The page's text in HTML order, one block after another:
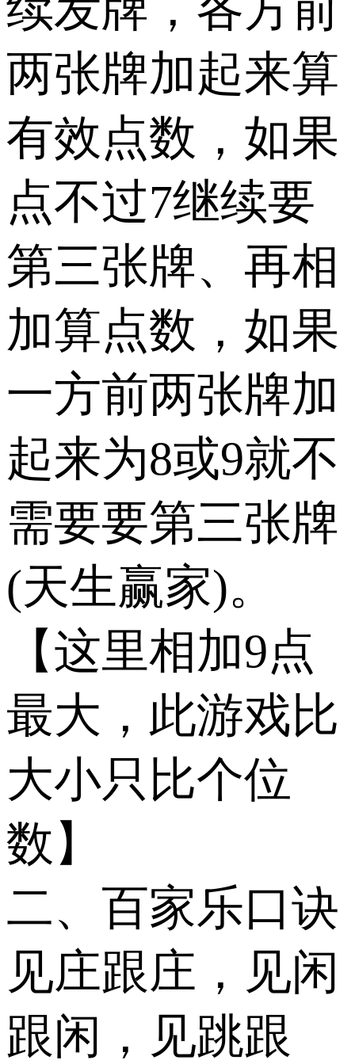
两张牌加起来算
有效点数，如果
点不过7继续要
第三张牌、再相
加算点数，如果
一方前两张牌加
起来为8或9就不
需要要第三张牌
(天生赢家)。
【这里相加9点
最大，此游戏比
大小只比个位
数】
二、百家乐口诀
见庄跟庄，见闲
跟闲，见跳跟